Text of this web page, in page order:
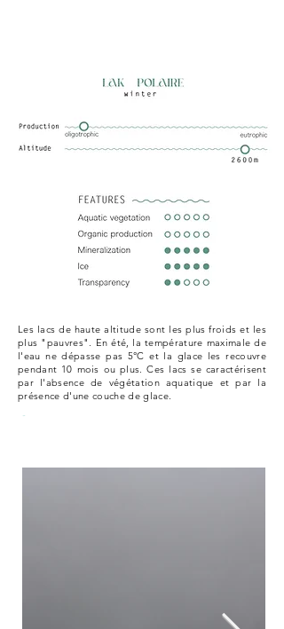
Les lacs de haute altitude sont les plus froids et les
plus "pauvres". En été, la température maximale de
l'eau ne dépasse pas 5°C et la glace les recouvre
pendant 10 mois ou plus. Ces lacs se caractérisent
par l'absence de végétation aquatique et par la
présence d'une couche de glace.